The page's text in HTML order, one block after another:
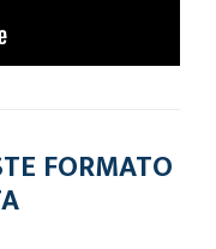
FORMATO